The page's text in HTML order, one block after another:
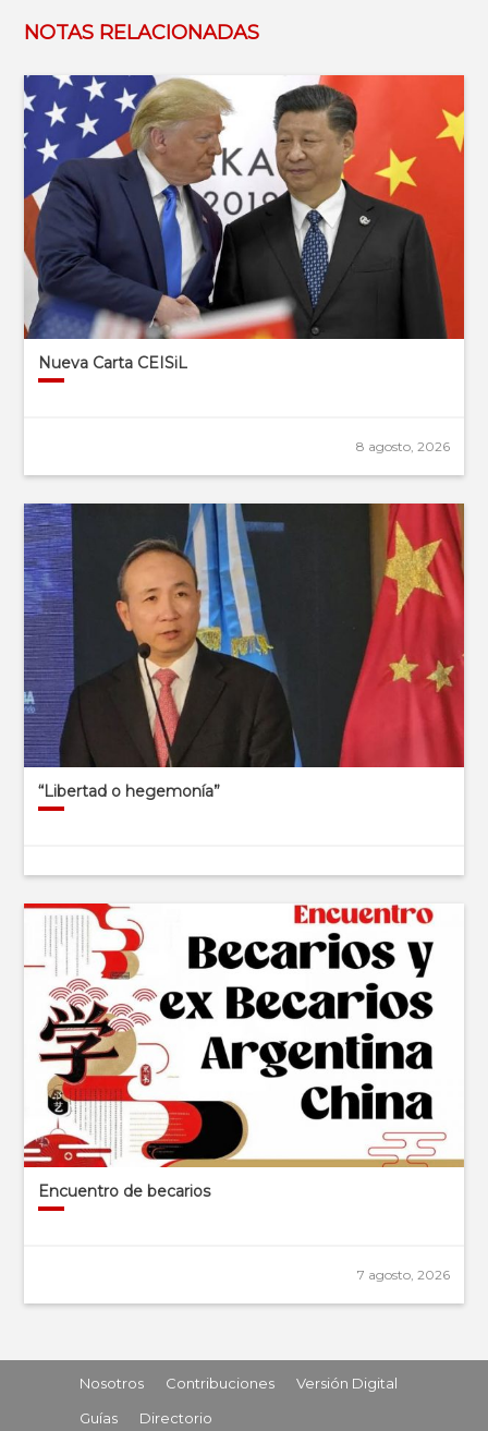
NOTAS RELACIONADAS
Nueva Carta CEISiL
8 agosto, 2026
“Libertad o hegemonía”
Encuentro de becarios
7 agosto, 2026
Nosotros Contribuciones
Versión Digital
Guías
Directorio